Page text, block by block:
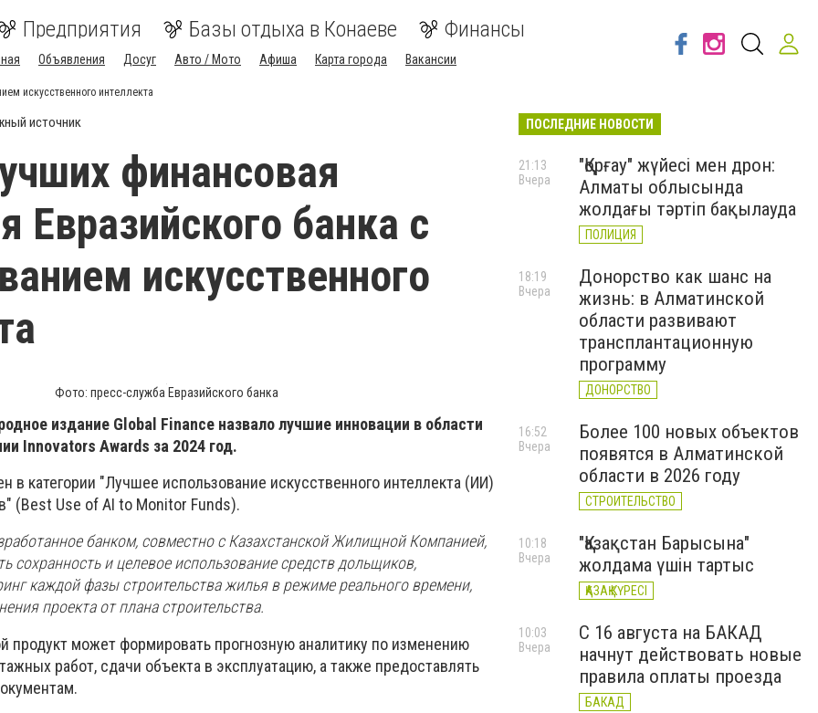
Предприятия Базы отдыха в Конаеве Финансы
Объявления Досуг Авто / Мото Афиша Карта города Вакансии
искусственного интеллекта
источник
финансовая
Евразийского банка с
искусственного
Фото: пресс-служба Евразийского банка
издание Global Finance назвало лучшие инновации в области
Innovators Awards за 2024 год.
в категории "Лучшее использование искусственного интеллекта (ИИ)
(Best Use of AI to Monitor Funds).
банком, совместно с Казахстанской Жилищной Компанией,
сохранность и целевое использование средств дольщиков,
каждой фазы строительства жилья в режиме реального времени,
проекта от плана строительства.
продукт может формировать прогнозную аналитику по изменению
работ, сдачи объекта в эксплуатацию, а также предоставлять
ПОСЛЕДНИЕ НОВОСТИ
"Қорғау" жүйесі мен дрон:
Алматы облысында
жолдағы тәртіп бақылауда
ПОЛИЦИЯ
21:13
Вчера
Донорство как шанс на
жизнь: в Алматинской
области развивают
трансплантационную
программу
ДОНОРСТВО
18:19
Вчера
Более 100 новых объектов
появятся в Алматинской
области в 2026 году
СТРОИТЕЛЬСТВО
16:52
Вчера
"Қазақстан Барысына"
жолдама үшін тартыс
ҚАЗАҚ КҮРЕСІ
10:18
Вчера
С 16 августа на БАКАД
начнут действовать новые
правила оплаты проезда
БАКАД
10:03
Вчера